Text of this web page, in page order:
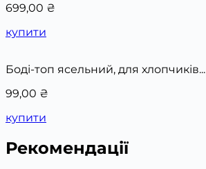
699,00 ₴
купити
Боді-топ ясельний, для хлопчиків...
99,00 ₴
купити
Рекомендації